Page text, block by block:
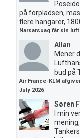
på forpladsen,
flere hangarer,
Narsarsuaq får sin
Allan
Mener
bud på
Air France-KLM
July 2026
Søren
I min